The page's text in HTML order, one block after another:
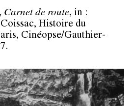
Carnet de route, in :
Histoire du
Cinéopse/Gauthier-